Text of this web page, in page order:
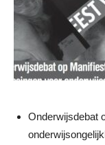
Onderwijsdebat